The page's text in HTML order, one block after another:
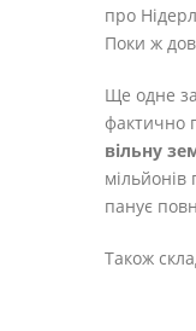
про
Поки ж
Ще одне
фактично
вільну
панує
Також